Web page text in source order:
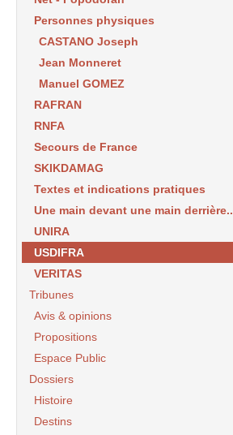
Personnes physiques
CASTANO Joseph
Jean Monneret
Manuel GOMEZ
RAFRAN
RNFA
Secours de France
SKIKDAMAG
Textes et indications pratiques
Une main devant une main derrière..
UNIRA
USDIFRA
VERITAS
Tribunes
Avis & opinions
Propositions
Espace Public
Dossiers
Histoire
Destins